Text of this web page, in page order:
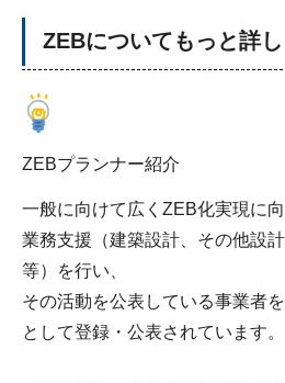
ZEBについてもっと詳し
ZEBプランナー紹介
一般に向けて広くZEB化実現に
業務支援（建築設計、その他設
等）を行い、
その活動を公表している事業者
として登録・公表されています。